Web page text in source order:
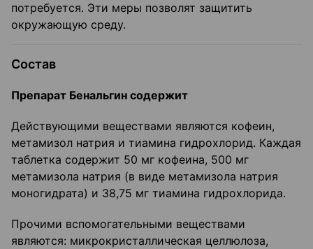
потребуется. Эти меры позволят защитить
окружающую среду.
Состав
Препарат Бенальгин содержит
Действующими веществами являются кофеин,
метамизол натрия и тиамина гидрохлорид. Каждая
таблетка содержит 50 мг кофеина, 500 мг
метамизола натрия (в виде метамизола натрия
моногидрата) и 38,75 мг тиамина гидрохлорида.
Прочими вспомогательными веществами
являются: микрокристаллическая целлюлоза,